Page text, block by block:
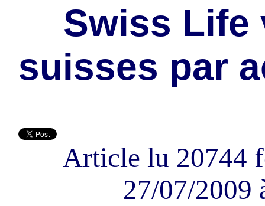
Swiss Life
suisses par
Article lu 20744
27/07/2009